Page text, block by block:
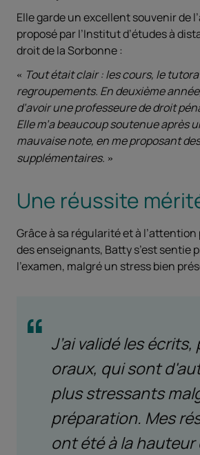
Elle garde un excellent souvenir de
proposé par l’Institut d’études à
droit de la Sorbonne :
Tout était clair : les cours, le
regroupements. En deuxième
d’avoir une professeure de droit
Elle m’a beaucoup soutenue après
mauvaise note, en me proposant
supplémentaires.
Une réussite
Grâce à sa régularité et à
des enseignants, Batty s’est sentie
l’examen, malgré un stress bien
J’ai validé les écrits,
oraux, qui sont
plus stressants
préparation. Mes
ont été à la hauteur